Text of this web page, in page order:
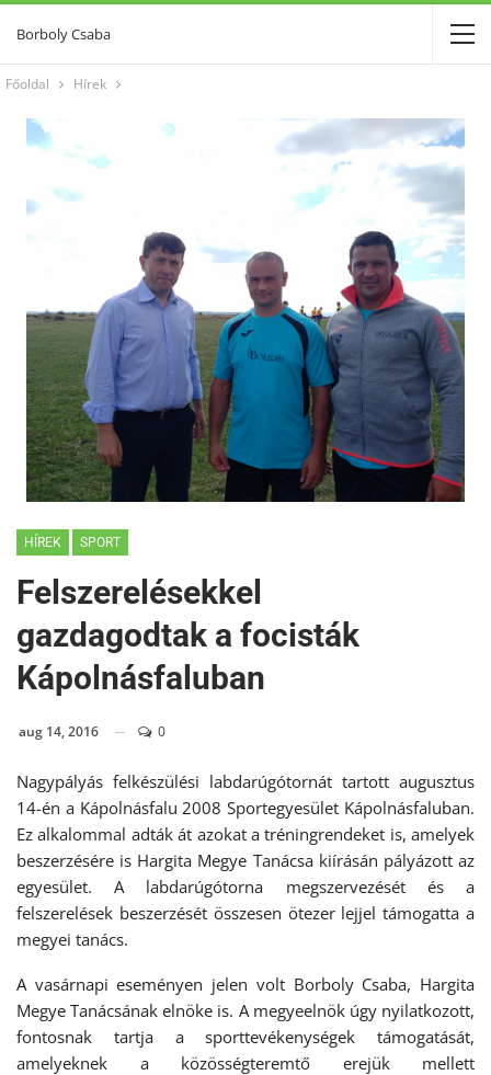
Borboly Csaba
Főoldal Hírek
HÍREK SPORT
Felszerelésekkel
gazdagodtak a focisták
Kápolnásfaluban
aug 14, 2016 0
Nagypályás felkészülési labdarúgótornát tartott augusztus
14-én a Kápolnásfalu 2008 Sportegyesület Kápolnásfaluban.
Ez alkalommal adták át azokat a tréningrendeket is, amelyek
beszerzésére is Hargita Megye Tanácsa kiírásán pályázott az
egyesület. A labdarúgótorna megszervezését és a
felszerelések beszerzését összesen ötezer lejjel támogatta a
megyei tanács.
A vasárnapi eseményen jelen volt Borboly Csaba, Hargita
Megye Tanácsának elnöke is. A megyeelnök úgy nyilatkozott,
fontosnak tartja a sporttevékenységek támogatását,
amelyeknek a közösségteremtő erejük mellett